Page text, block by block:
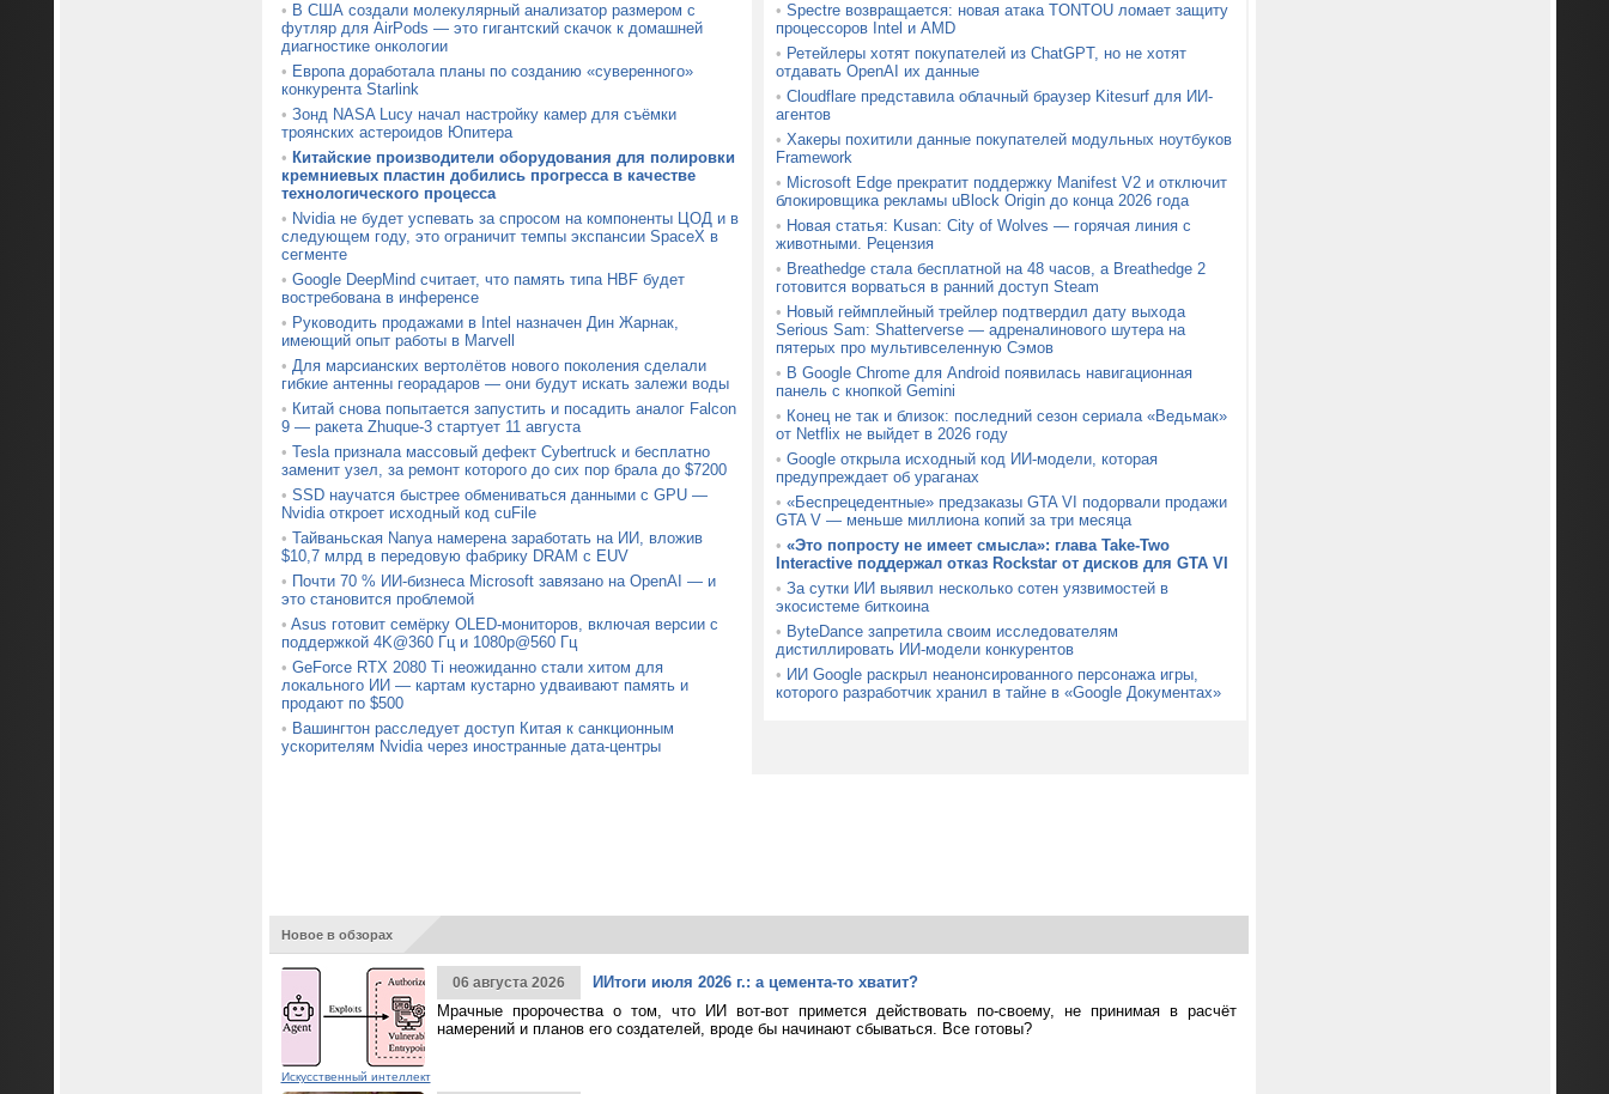
• В США создали молекулярный анализатор размером с
футляр для AirPods — это гигантский скачок к домашней
диагностике онкологии
• Европа доработала планы по созданию «суверенного»
конкурента Starlink
• Зонд NASA Lucy начал настройку камер для съёмки
троянских астероидов Юпитера
• Китайские производители оборудования для полировки
кремниевых пластин добились прогресса в качестве
технологического процесса
• Nvidia не будет успевать за спросом на компоненты ЦОД и в
следующем году, это ограничит темпы экспансии SpaceX в
сегменте
• Google DeepMind считает, что память типа HBF будет
востребована в инференсе
• Руководить продажами в Intel назначен Дин Жарнак,
имеющий опыт работы в Marvell
• Для марсианских вертолётов нового поколения сделали
гибкие антенны георадаров — они будут искать залежи воды
• Китай снова попытается запустить и посадить аналог Falcon
9 — ракета Zhuque-3 стартует 11 августа
• Tesla признала массовый дефект Cybertruck и бесплатно
заменит узел, за ремонт которого до сих пор брала до $7200
• SSD научатся быстрее обмениваться данными с GPU —
Nvidia откроет исходный код cuFile
• Тайваньская Nanya намерена заработать на ИИ, вложив
$10,7 млрд в передовую фабрику DRAM с EUV
• Почти 70 % ИИ-бизнеса Microsoft завязано на OpenAI — и
это становится проблемой
• Asus готовит семёрку OLED-мониторов, включая версии с
поддержкой 4K@360 Гц и 1080p@560 Гц
• GeForce RTX 2080 Ti неожиданно стали хитом для
локального ИИ — картам кустарно удваивают память и
продают по $500
• Вашингтон расследует доступ Китая к санкционным
ускорителям Nvidia через иностранные дата-центры
• Spectre возвращается: новая атака TONTOU ломает защиту
процессоров Intel и AMD
• Ретейлеры хотят покупателей из ChatGPT, но не хотят
отдавать OpenAI их данные
• Cloudflare представила облачный браузер Kitesurf для ИИ-
агентов
• Хакеры похитили данные покупателей модульных ноутбуков
Framework
• Microsoft Edge прекратит поддержку Manifest V2 и отключит
блокировщика рекламы uBlock Origin до конца 2026 года
• Новая статья: Kusan: City of Wolves — горячая линия с
животными. Рецензия
• Breathedge стала бесплатной на 48 часов, а Breathedge 2
готовится ворваться в ранний доступ Steam
• Новый геймплейный трейлер подтвердил дату выхода
Serious Sam: Shatterverse — адреналинового шутера на
пятерых про мультивселенную Сэмов
• В Google Chrome для Android появилась навигационная
панель с кнопкой Gemini
• Конец не так и близок: последний сезон сериала «Ведьмак»
от Netflix не выйдет в 2026 году
• Google открыла исходный код ИИ-модели, которая
предупреждает об ураганах
• «Беспрецедентные» предзаказы GTA VI подорвали продажи
GTA V — меньше миллиона копий за три месяца
• «Это попросту не имеет смысла»: глава Take-Two
Interactive поддержал отказ Rockstar от дисков для GTA VI
• За сутки ИИ выявил несколько сотен уязвимостей в
экосистеме биткоина
• ByteDance запретила своим исследователям
дистиллировать ИИ-модели конкурентов
• ИИ Google раскрыл неанонсированного персонажа игры,
которого разработчик хранил в тайне в «Google Документах»
Новое в обзорах
Искусственный интеллект
06 августа 2026
ИИтоги июля 2026 г.: а цемента-то хватит?
Мрачные пророчества о том, что ИИ вот-вот примется действовать по-своему, не принимая в расчёт
намерений и планов его создателей, вроде бы начинают сбываться. Все готовы?